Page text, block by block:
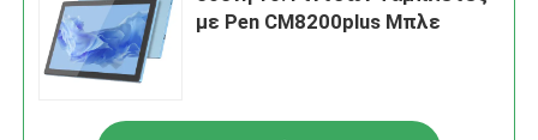
με Pen CM8200plus Μπλε